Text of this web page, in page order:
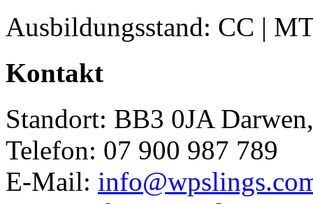
Ausbildungsstand: CC |
Kontakt
Standort: BB3 0JA
Telefon: 07 900 987 789
E-Mail: